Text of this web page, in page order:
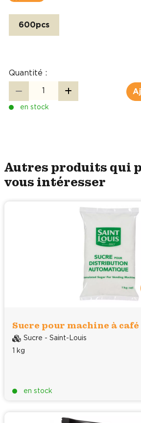
600pcs
Quantité :
en stock
Autres produits qui
vous intéresser
Sucre pour machine à café
Sucre - Saint-Louis
1 kg
en stock